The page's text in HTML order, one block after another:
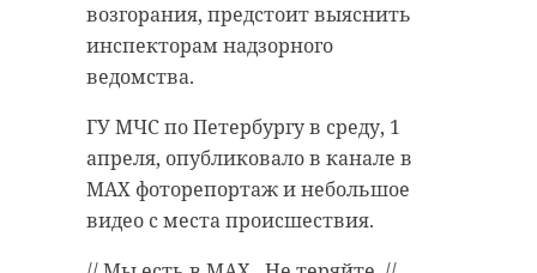
возгорания, предстоит выяснить
инспекторам надзорного
ведомства.
ГУ МЧС по Петербургу в среду, 1
апреля, опубликовало в канале в
МАХ фоторепортаж и небольшое
видео с места происшествия.